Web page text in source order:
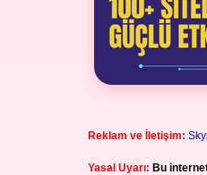
Reklam ve İletişim:
Yasal Uyarı: Bu